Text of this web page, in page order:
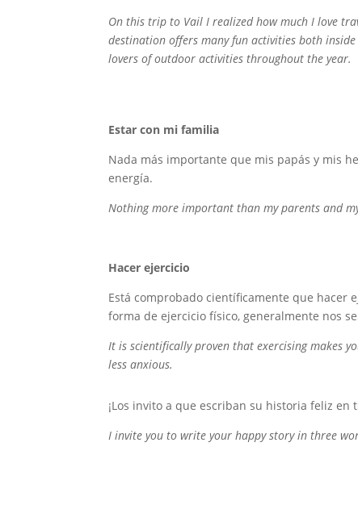
On this trip to Vail I realized how much I love
destination offers many fun activities both
lovers of outdoor activities throughout the year.
Estar con mi familia
Nada más importante que mis papás y mis
energía.
Nothing more important than my parents and
Hacer ejercicio
Está comprobado científicamente que hacer
forma de ejercicio físico, generalmente nos
It is scientifically proven that exercising makes
less anxious.
¡Los invito a que escriban su historia feliz en
I invite you to write your happy story in three